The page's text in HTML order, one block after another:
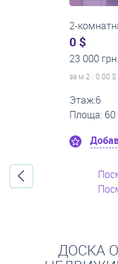
2-
0 $
20 000 грн.
за м 2 : 0.00 $
Этаж:2
Площа: 45
ДОСКА